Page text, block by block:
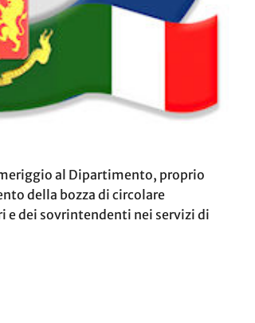
al Dipartimento, proprio
della bozza di circolare
e dei sovrintendenti nei servizi di